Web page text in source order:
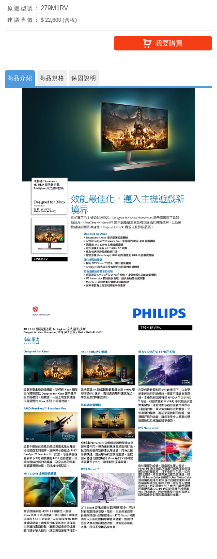
原廠型號：
279M1RV
建議售價： $ 22,600 (含稅)
我要購買
商品介紹 商品規格 保固說明